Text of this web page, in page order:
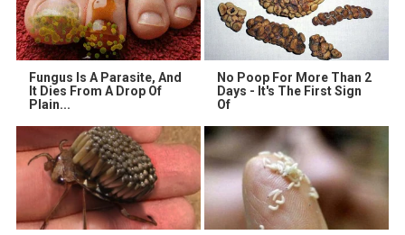
Fungus Is A Parasite, And
It Dies From A Drop Of
Plain...
No Poop For More Than 2
Days - It's The First Sign
Of